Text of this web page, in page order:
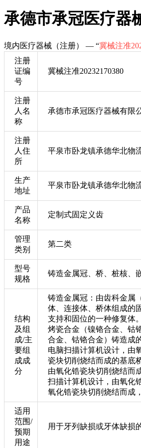
承德市承冠医疗器
境内医疗器械（注册） — “冀械注准
注册
证编
号
冀械注准20232170380
注册
人名
称
承德市承冠医疗器械有限
注册
人住
所
平泉市卧龙镇承德华北物
生产
地址
平泉市卧龙镇承德华北物
产品
名称
定制式固定义齿
管理
类别
第二类
型号
规格
铸造金属冠、桥、桩核、
结构
及组
成/主
要组
成成
分
铸造金属冠：由齿科金属
体、连接体、桥体组成的
支持和固位的一种修复体
烤瓷合金（镍铬合金、钴
合金、钴铬合金）铸造成
电脑扫描计算机设计，由
瓷块切削烧结而成的基底
由氧化锆瓷块切削烧结而
扫描计算机设计，由氧化
氧化锆瓷块切削烧结而成
适用
范围/
预期
用途
用于牙列缺损或牙体缺损